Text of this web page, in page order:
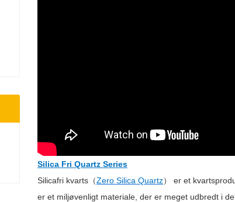
Silica Fri Quartz Series
Silicafri kvarts（Zero Silica Quartz） er et
er et miljøvenligt materiale, der er meget udbredt i